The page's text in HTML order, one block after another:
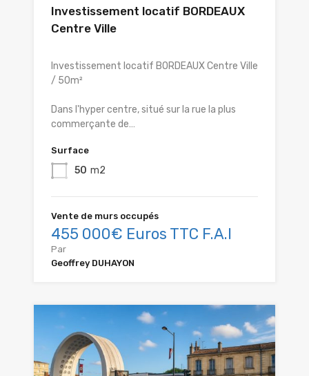
Investissement locatif BORDEAUX
Centre Ville
Investissement locatif BORDEAUX Centre Ville
/ 50m²
Dans l'hyper centre, situé sur la rue la plus
commerçante de…
Surface
50 m2
Vente de murs occupés
455 000€ Euros TTC F.A.I
Par
Geoffrey DUHAYON